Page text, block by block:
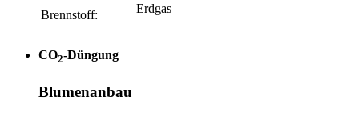
Brennstoff:
Erdgas
CO2-Düngung
Blumenanbau